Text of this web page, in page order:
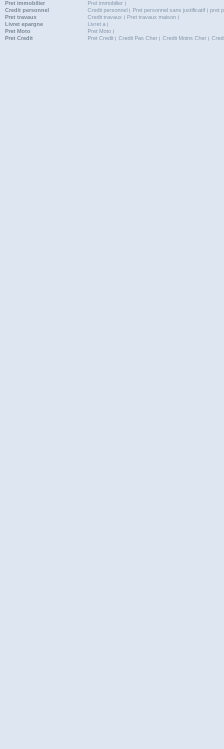
Pret immobilier
Pret immobilier
Credit personnel
Credit personnel Pret personnel sans justificatif
pret
Pret travaux
Credit travaux
Pret travaux maison
Livret epargne
Livret a
Pret Moto
Pret Moto
Pret Credit
Pret Credit Credit Pas Cher Credit Moins Cher